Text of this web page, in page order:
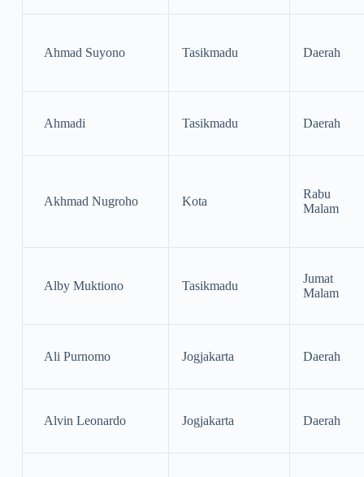
Ahmad Suyono Tasikmadu Daerah
Ahmadi Tasikmadu Daerah
Akhmad Nugroho Kota
Rabu
Malam
Alby Muktiono Tasikmadu
Jumat
Malam
Ali Purnomo Jogjakarta Daerah
Alvin Leonardo Jogjakarta Daerah